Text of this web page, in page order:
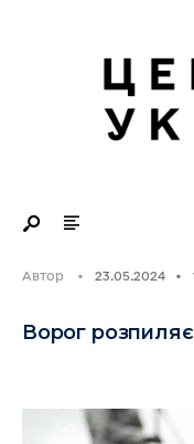
Автор • 23.05.2024 •
Ворог розпиляє